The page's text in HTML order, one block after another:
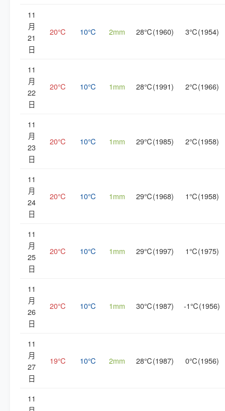
11
月
21
日
20℃ 10℃ 2mm 28℃(1960) 3℃(1954)
11
月
22
日
20℃ 10℃ 1mm 28℃(1991) 2℃(1966)
11
月
23
日
20℃ 10℃ 1mm 29℃(1985) 2℃(1958)
11
月
24
日
20℃ 10℃ 1mm 29℃(1968) 1℃(1958)
11
月
25
日
20℃ 10℃ 1mm 29℃(1997) 1℃(1975)
11
月
26
日
20℃ 10℃ 1mm 30℃(1987) -1℃(1956)
11
月
27
日
19℃ 10℃ 2mm 28℃(1987) 0℃(1956)
11